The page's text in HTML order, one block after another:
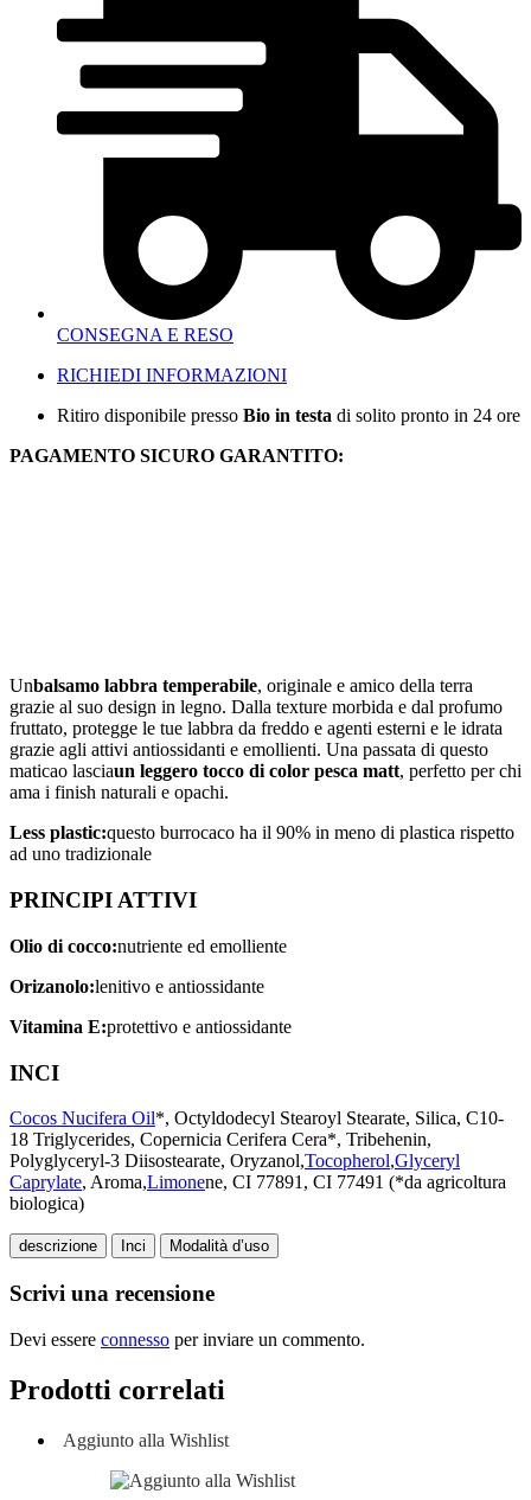
CONSEGNA E RESO
RICHIEDI INFORMAZIONI
Ritiro disponibile presso Bio in testa di solito pronto in 24 ore
PAGAMENTO SICURO GARANTITO:
Unbalsamo labbra temperabile, originale e amico della terra
grazie al suo design in legno. Dalla texture morbida e dal profumo
fruttato, protegge le tue labbra da freddo e agenti esterni e le idrata
grazie agli attivi antiossidanti e emollienti. Una passata di questo
maticao lasciaun leggero tocco di color pesca matt, perfetto per chi
ama i finish naturali e opachi.
Less plastic:questo burrocaco ha il 90% in meno di plastica rispetto
ad uno tradizionale
PRINCIPI ATTIVI
Olio di cocco:nutriente ed emolliente
Orizanolo:lenitivo e antiossidante
Vitamina E:protettivo e antiossidante
INCI
Cocos Nucifera Oil*, Octyldodecyl Stearoyl Stearate, Silica, C10-
18 Triglycerides, Copernicia Cerifera Cera*, Tribehenin,
Polyglyceryl-3 Diisostearate, Oryzanol,Tocopherol,Glyceryl
Caprylate, Aroma,Limonene, CI 77891, CI 77491 (*da agricoltura
biologica)
descrizione Inci Modalità d’uso
Scrivi una recensione
Devi essere connesso per inviare un commento.
Prodotti correlati
Aggiunto alla Wishlist